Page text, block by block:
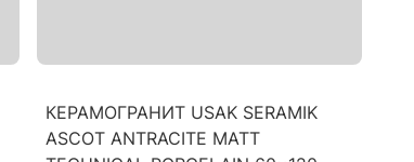
КЕРАМОГРАНИТ USAK SERAMIK
ASCOT ANTRACITE MATT